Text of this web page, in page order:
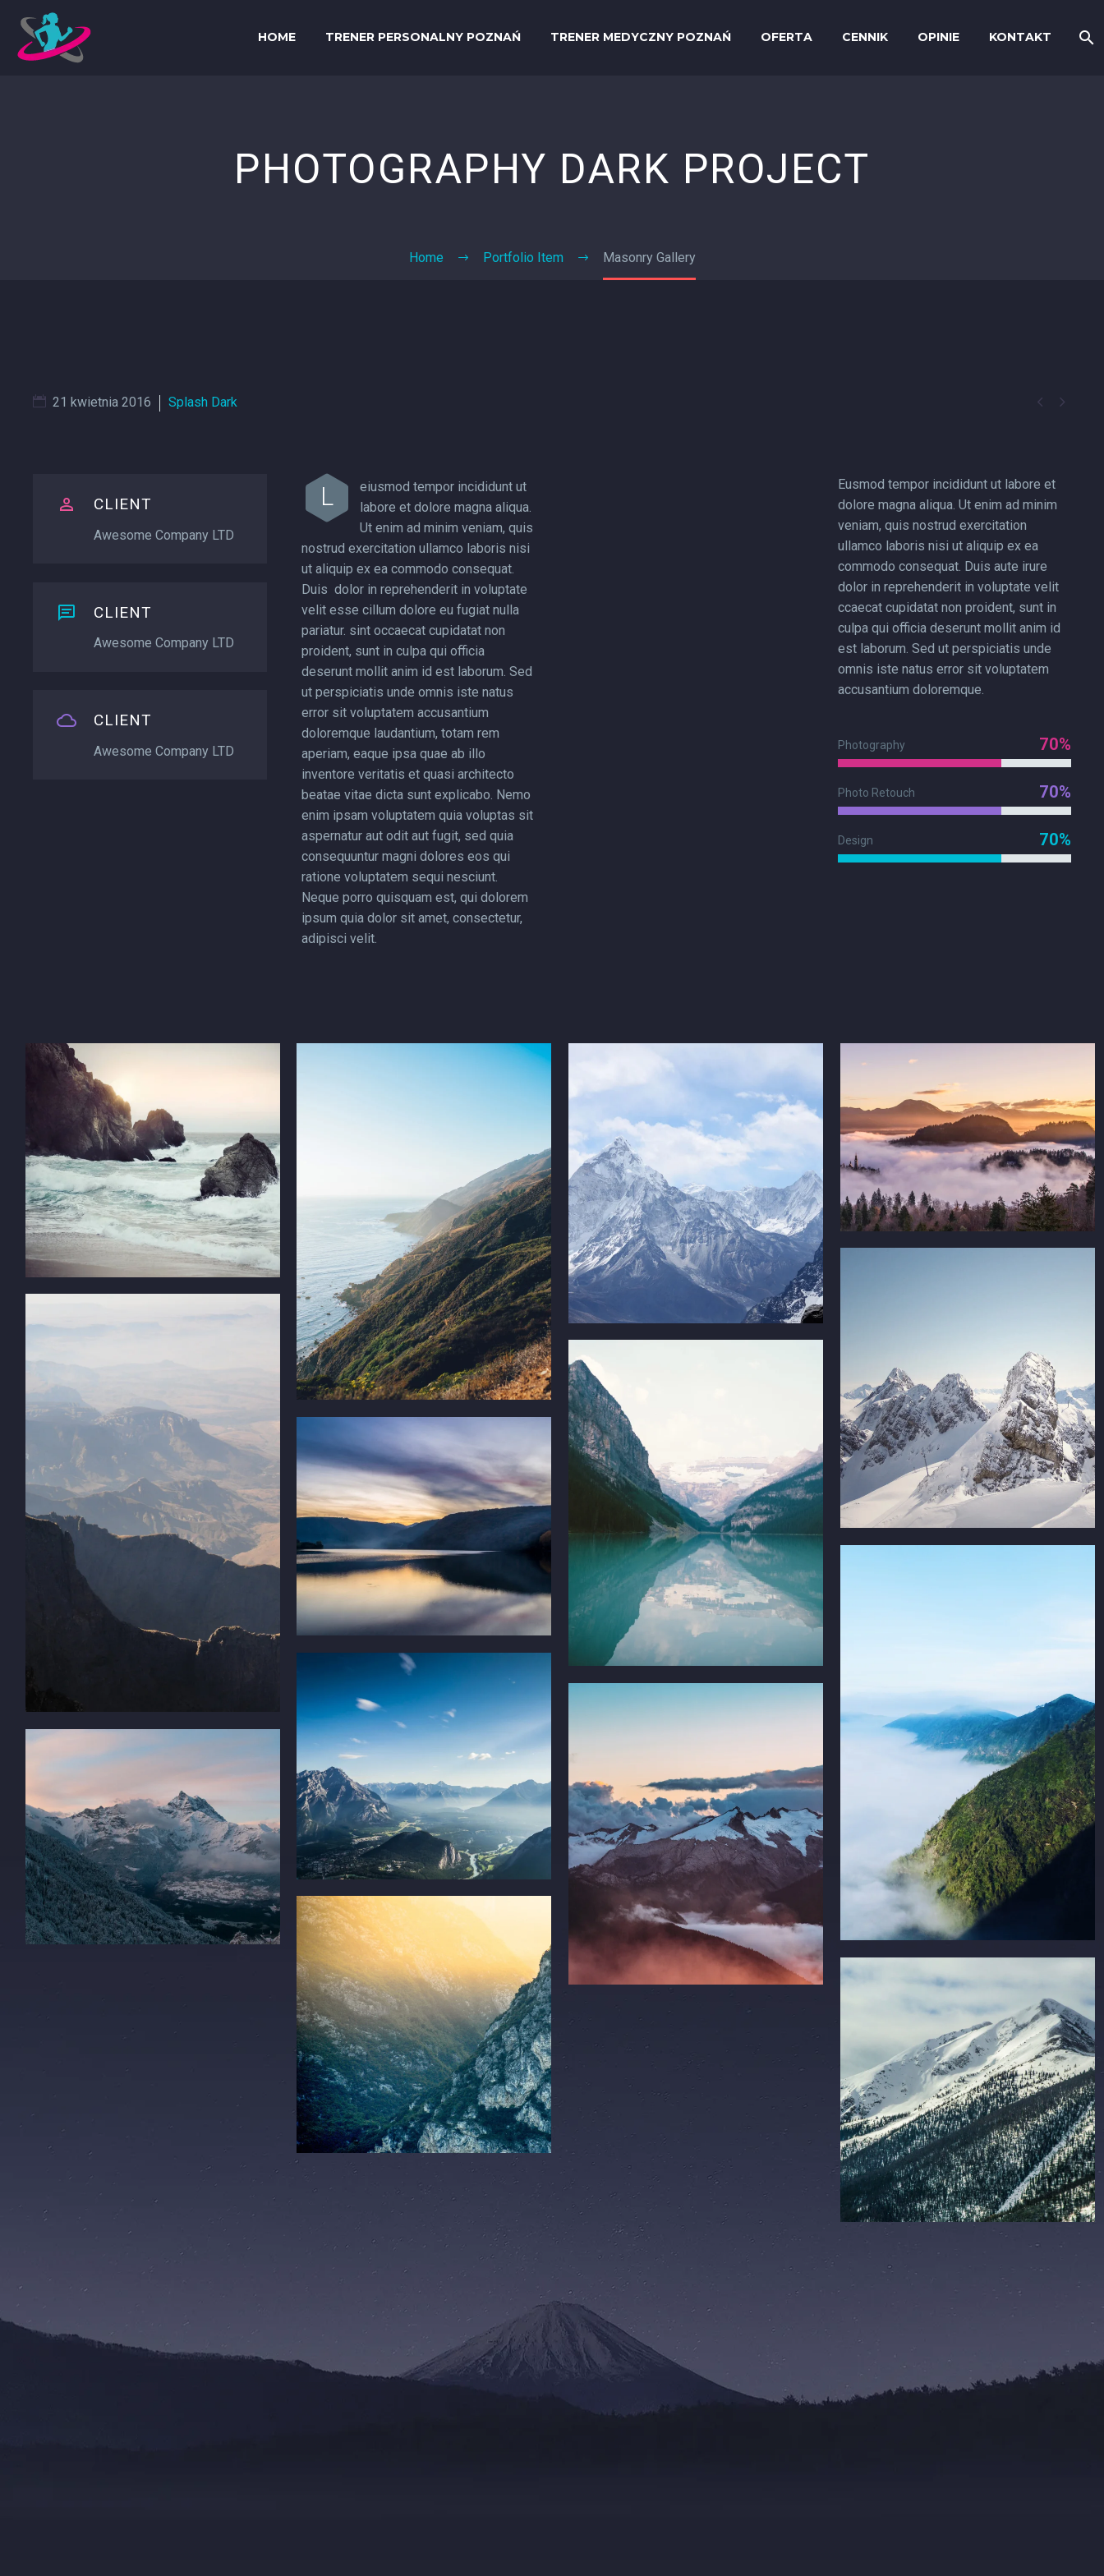
HOME TRENER PERSONALNY POZNAŃ TRENER MEDYCZNY POZNAŃ OFERTA CENNIK OPINIE KONTAKT
PHOTOGRAPHY DARK PROJECT
Home Portfolio Item Masonry Gallery
 
21 kwietnia 2016 Splash Dark

CLIENT
Awesome Company LTD

CLIENT
Awesome Company LTD

CLIENT
Awesome Company LTD
L
eiusmod tempor incididunt ut
labore et dolore magna aliqua.
Ut enim ad minim veniam, quis
nostrud exercitation ullamco laboris nisi
ut aliquip ex ea commodo consequat.
Duis dolor in reprehenderit in voluptate
velit esse cillum dolore eu fugiat nulla
pariatur. sint occaecat cupidatat non
proident, sunt in culpa qui officia
deserunt mollit anim id est laborum. Sed
ut perspiciatis unde omnis iste natus
error sit voluptatem accusantium
doloremque laudantium, totam rem
aperiam, eaque ipsa quae ab illo
inventore veritatis et quasi architecto
beatae vitae dicta sunt explicabo. Nemo
enim ipsam voluptatem quia voluptas sit
aspernatur aut odit aut fugit, sed quia
consequuntur magni dolores eos qui
ratione voluptatem sequi nesciunt.
Neque porro quisquam est, qui dolorem
ipsum quia dolor sit amet, consectetur,
adipisci velit.
Eusmod tempor incididunt ut labore et
dolore magna aliqua. Ut enim ad minim
veniam, quis nostrud exercitation
ullamco laboris nisi ut aliquip ex ea
commodo consequat. Duis aute irure
dolor in reprehenderit in voluptate velit
ccaecat cupidatat non proident, sunt in
culpa qui officia deserunt mollit anim id
est laborum. Sed ut perspiciatis unde
omnis iste natus error sit voluptatem
accusantium doloremque.
Photography 70%
Photo Retouch 70%
Design 70%